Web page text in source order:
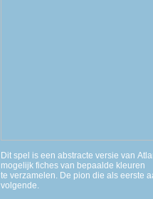
Dit spel is een abstracte versie van
mogelijk fiches van bepaalde kleuren
te verzamelen. De pion die als eerste
volgende.